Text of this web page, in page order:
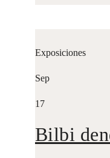
Exposiciones
Sep
17
Bilbi